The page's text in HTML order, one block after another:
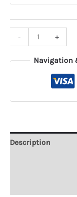
-
quantité
de
Chargeur
induction
en
+
Navigation
Description